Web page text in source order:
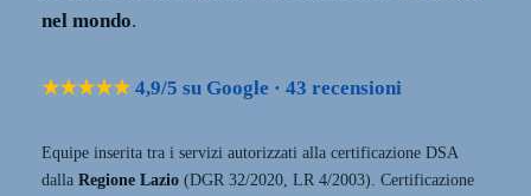
nel mondo.
★★★★★ 4,9/5 su Google · 43 recensioni
Equipe inserita tra i servizi autorizzati alla certificazione DSA
dalla Regione Lazio (DGR 32/2020, LR 4/2003). Certificazione